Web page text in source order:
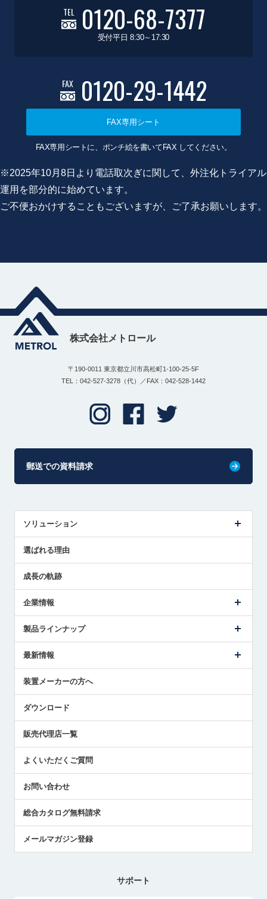
TEL 0120-68-7377
受付平日 8:30～17:30
FAX 0120-29-1442
FAX専用シート
FAX専用シートに、ポンチ絵を書いてFAX してください。
※2025年10月8日より電話取次ぎに関して、外注化トライアル
運用を部分的に始めています。
ご不便おかけすることもございますが、ご了承お願いします。
株式会社メトロール
〒190-0011 東京都立川市高松町1-100-25-5F
TEL：042-527-3278（代）／FAX：042-528-1442
郵送での資料請求
ソリューション
解決策提案
選ばれる理由
成長の軌跡
企業情報
ごあいさつ
受賞履歴
採用情報
国/地域/言語
製品ラインナップ
ツールセッタ製品
エアマイクロセンサ製品
最新情報
メトロールの技術
社員ブログ
中小企業のBCP地震対策
センサのテクニカルガイド
社長ブログ
装置メーカーの方へ
ダウンロード
販売代理店一覧
よくいただくご質問
お問い合わせ
総合カタログ無料請求
メールマガジン登録
サポート